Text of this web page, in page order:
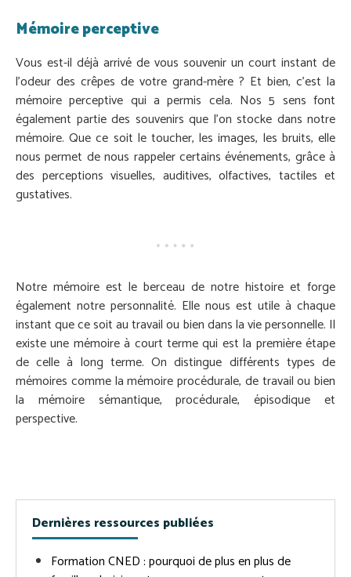
Mémoire perceptive
Vous est-il déjà arrivé de vous souvenir un court instant de
l’odeur des crêpes de votre grand-mère ? Et bien, c’est la
mémoire perceptive qui a permis cela. Nos 5 sens font
également partie des souvenirs que l’on stocke dans notre
mémoire. Que ce soit le toucher, les images, les bruits, elle
nous permet de nous rappeler certains événements, grâce à
des perceptions visuelles, auditives, olfactives, tactiles et
gustatives.
Notre mémoire est le berceau de notre histoire et forge
également notre personnalité. Elle nous est utile à chaque
instant que ce soit au travail ou bien dans la vie personnelle. Il
existe une mémoire à court terme qui est la première étape
de celle à long terme. On distingue différents types de
mémoires comme la mémoire procédurale, de travail ou bien
la mémoire sémantique, procédurale, épisodique et
perspective.
Dernières ressources publiées
Formation CNED : pourquoi de plus en plus de